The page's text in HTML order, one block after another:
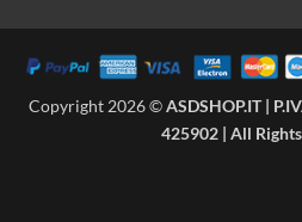
originale
era:
1,35 €.
attuale
è:
1,19 €.
Copyright 2026 ©ASDSHOP.IT |
425902 | All